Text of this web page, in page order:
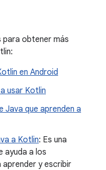
para obtener más
en Android
usar Kotlin
Java que aprenden a
a Kotlin: Es una
ayuda a los
y escribir